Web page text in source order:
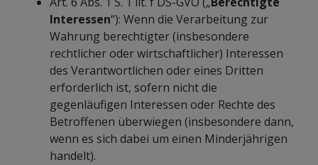
Interessen“): Wenn die Verarbeitung zur
Wahrung berechtigter (insbesondere
rechtlicher oder wirtschaftlicher) Interessen
des Verantwortlichen oder eines Dritten
erforderlich ist, sofern nicht die
gegenläufigen Interessen oder Rechte des
Betroffenen überwiegen (insbesondere dann,
wenn es sich dabei um einen Minderjährigen
handelt).